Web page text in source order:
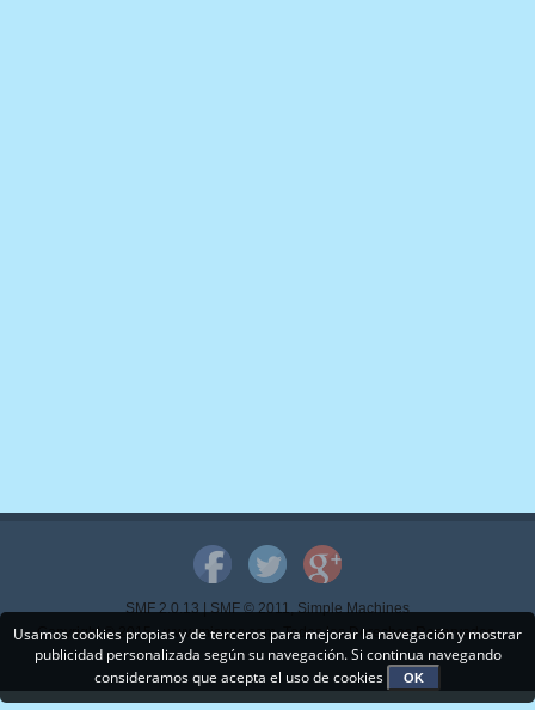
SMF 2.0.13|SMF © 2011,Simple Machines
Copyright © 2015 - www.mispps.com. Todos los Derechos Reservados.
Usamos cookies propias y de terceros para mejorar la navegación y mostrar
publicidad personalizada según su navegación. Si continua navegando
consideramos que acepta el uso de cookies
OK